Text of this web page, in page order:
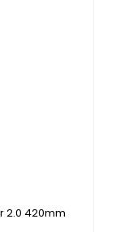
2.0 420mm